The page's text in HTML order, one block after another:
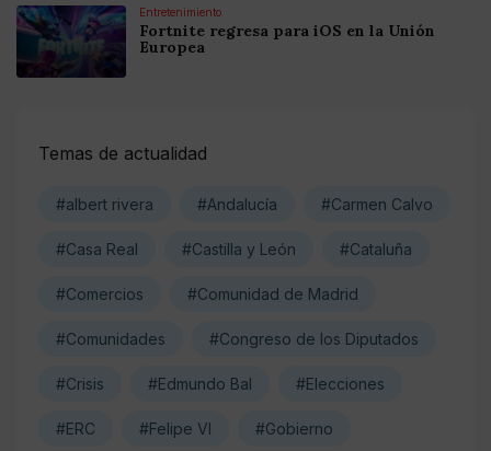
Entretenimiento
Fortnite regresa para iOS en la Unión
Europea
Temas de actualidad
#albert rivera #Andalucía #Carmen Calvo
#Casa Real #Castilla y León #Cataluña
#Comercios #Comunidad de Madrid
#Comunidades #Congreso de los Diputados
#Crisis #Edmundo Bal #Elecciones
#ERC #Felipe VI #Gobierno